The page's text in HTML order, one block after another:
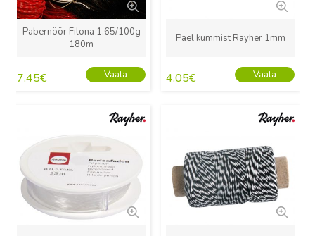
Pabernöör Filona 1.65/100g
180m
7.45€ Vaata
Pael kummist Rayher 1mm
4.05€ Vaata